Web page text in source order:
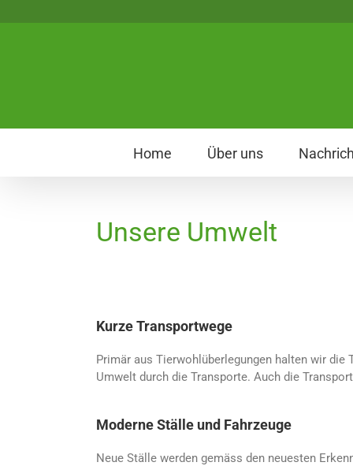
Home Über uns
Unsere Umwelt
Kurze Transportwege
Primär aus Tierwohlüberlegungen halten wir
Umwelt durch die Transporte. Auch die
Moderne Ställe und Fahrzeuge
Neue Ställe werden gemäss den neuesten